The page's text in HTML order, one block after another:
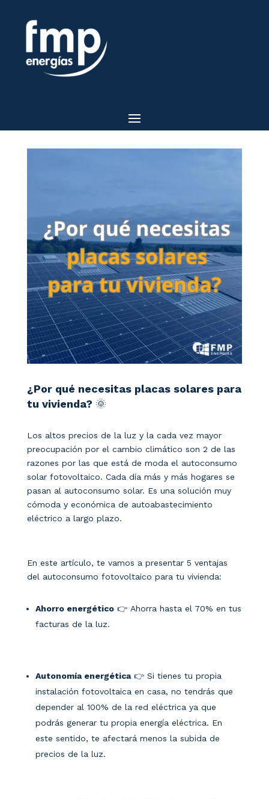
¿Por qué necesitas placas solares para
tu vivienda? 🌞
Los altos precios de la luz y la cada vez mayor
preocupación por el cambio climático son 2 de las
razones por las que está de moda el autoconsumo
solar fotovoltaico. Cada día más y más hogares se
pasan al autoconsumo solar. Es una solución muy
cómoda y económica de autoabastecimiento
eléctrico a largo plazo.
En este artículo, te vamos a presentar 5 ventajas
del autoconsumo fotovoltaico para tu vivienda:
Ahorro energético👉 Ahorra hasta el 70% en tus
facturas de la luz.
Autonomía energética👉 Si tienes tu propia
instalación fotovoltaica en casa, no tendrás que
depender al 100% de la red eléctrica ya que
podrás generar tu propia energía eléctrica. En
este sentido, te afectará menos la subida de
precios de la luz.